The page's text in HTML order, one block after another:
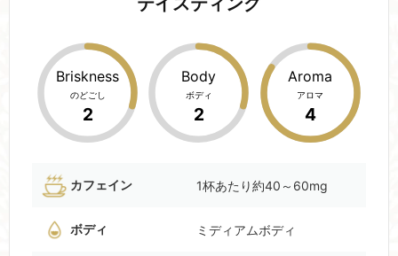
Briskness
のどごし
2
Body
ボディ
2
Aroma
アロマ
4
カフェイン 1杯あたり約40～60mg
ボディ ミディアムボディ